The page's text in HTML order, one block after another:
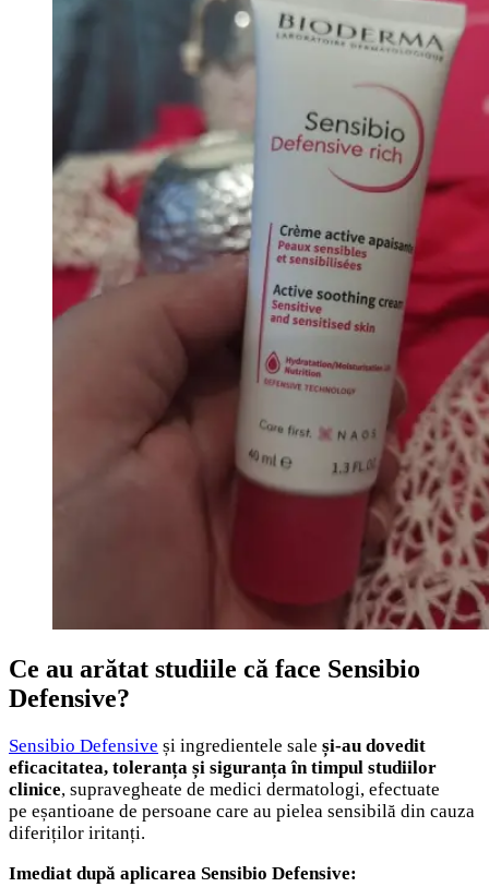
Ce au arătat studiile că face Sensibio
Defensive?
Sensibio Defensive și ingredientele sale și-au dovedit
eficacitatea, toleranța și siguranța în timpul studiilor
clinice, supravegheate de medici dermatologi, efectuate
pe eșantioane de persoane care au pielea sensibilă din cauza
diferiților iritanți.
Imediat după aplicarea Sensibio Defensive: